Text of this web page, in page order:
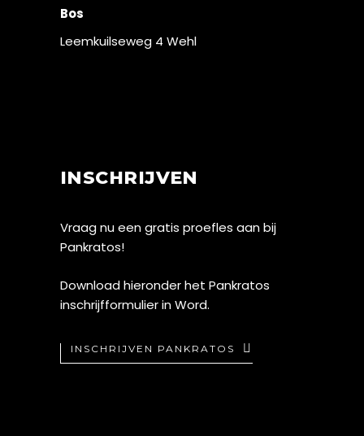
Bos
Leemkuilseweg 4 Wehl
INSCHRIJVEN
Vraag nu een gratis proefles aan bij
Pankratos!
Download hieronder het Pankratos
inschrijfformulier in Word.
INSCHRIJVEN PANKRATOS